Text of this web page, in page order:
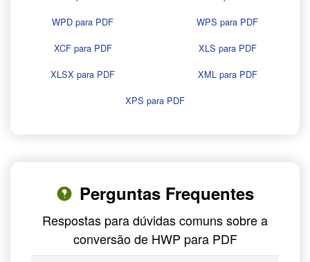
WPD para PDF
WPS para PDF
XCF para PDF
XLS para PDF
XLSX para PDF
XML para PDF
XPS para PDF
Perguntas Frequentes
Respostas para dúvidas comuns sobre a
conversão de HWP para PDF